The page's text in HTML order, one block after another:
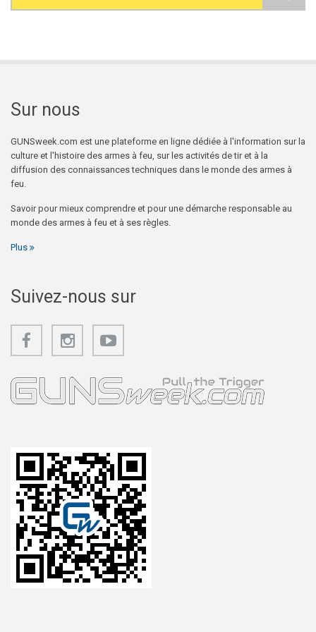
Search form
Sur nous
GUNSweek.com est une plateforme en ligne dédiée à l'information sur la
culture et l'histoire des armes à feu, sur les activités de tir et à la
diffusion des connaissances techniques dans le monde des armes à
feu.
Savoir pour mieux comprendre et pour une démarche responsable au
monde des armes à feu et à ses règles.
Plus
Suivez-nous sur